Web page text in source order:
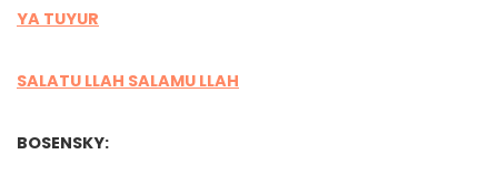
YA TUYUR
SALATU LLAH SALAMU LLAH
BOSENSKY: